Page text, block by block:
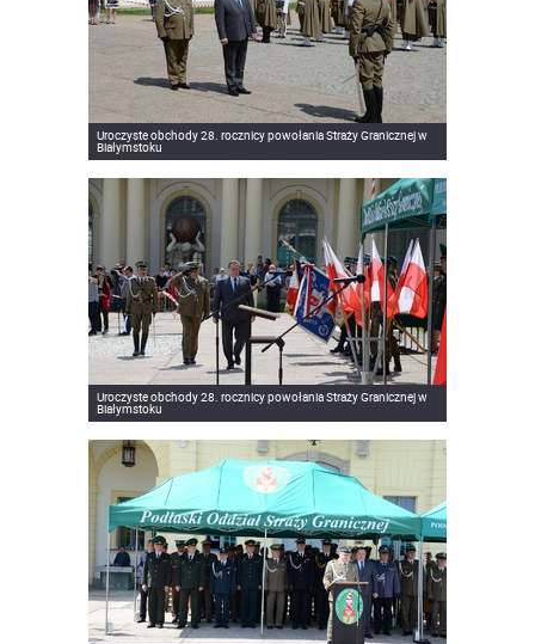
Uroczyste obchody 28. rocznicy powołania Straży Granicznej w
Białymstoku
Uroczyste obchody 28. rocznicy powołania Straży Granicznej w
Białymstoku